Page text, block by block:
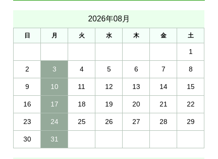
2026年08月
日 月 火 水 木 金 土
1
2 3 4 5 6 7 8
9 10 11 12 13 14 15
16 17 18 19 20 21 22
23 24 25 26 27 28 29
30 31